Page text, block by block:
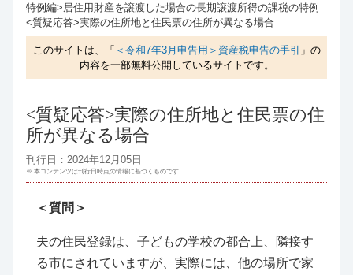
特例編>居住用財産を譲渡した場合の長期譲渡所得の課税の特例
<質疑応答>実際の住所地と住民票の住所が異なる場合
このサイトは、「 ＜令和7年3月申告用＞資産税申告の手引
」の
内容を一部無料公開しているサイトです。
<質疑応答>実際の住所地と住民票の住
所が異なる場合
刊行日：2024年12月05日
※ 本コンテンツは刊行日時点の情報に基づくものです
＜質問＞
夫の住民登録は、子どもの学校の都合上、隣接す
る市にされていますが、実際には、他の場所で家